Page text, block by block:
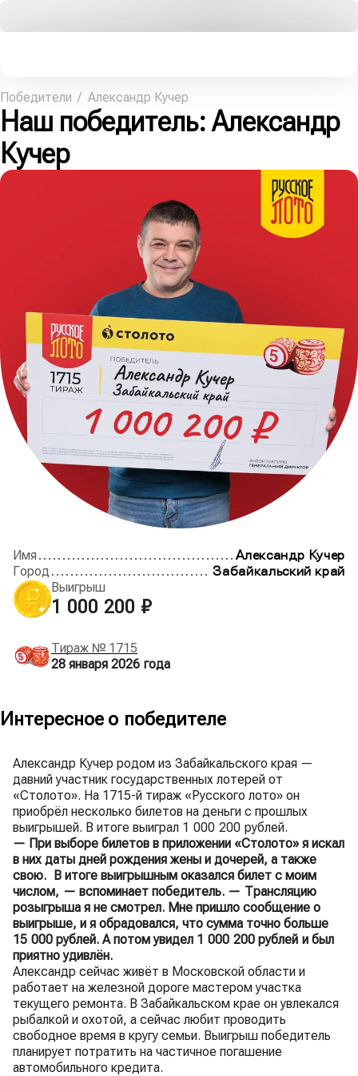
Победители Александр Кучер
Наш победитель: Александр
Кучер
Имя
Александр Кучер
Город
Забайкальский край
Выигрыш
1 000 200 ₽
Тираж № 1715
28 января 2026 года
Интересное о победителе
Александр Кучер родом из Забайкальского края —
давний участник государственных лотерей от
«Столото». На 1715-й тираж «Русского лото» он
приобрёл несколько билетов на деньги с прошлых
выигрышей. В итоге выиграл 1 000 200 рублей.
— При выборе билетов в приложении «Столото» я искал
в них даты дней рождения жены и дочерей, а также
свою. В итоге выигрышным оказался билет с моим
числом, — вспоминает победитель. — Трансляцию
розыгрыша я не смотрел. Мне пришло сообщение о
выигрыше, и я обрадовался, что сумма точно больше
15 000 рублей. А потом увидел 1 000 200 рублей и был
приятно удивлён.
Александр сейчас живёт в Московской области и
работает на железной дороге мастером участка
текущего ремонта. В Забайкальском крае он увлекался
рыбалкой и охотой, а сейчас любит проводить
свободное время в кругу семьи. Выигрыш победитель
планирует потратить на частичное погашение
автомобильного кредита.